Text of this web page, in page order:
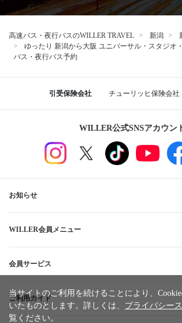
高速バス・夜行バスのWILLER TRAVEL 新潟
ゆったり 新潟から大阪 ユニバーサル・スタジオ
バス・夜行バス予約
引受保険会社 チューリッヒ保険会社
WILLER公式SNSアカウン
お知らせ
WILLER会員メニュー
会員サービス
ご利用ガイド
当サイトのご利用を続けることにより、
いたものとします。詳しくは、 プライバシー
覧ください。